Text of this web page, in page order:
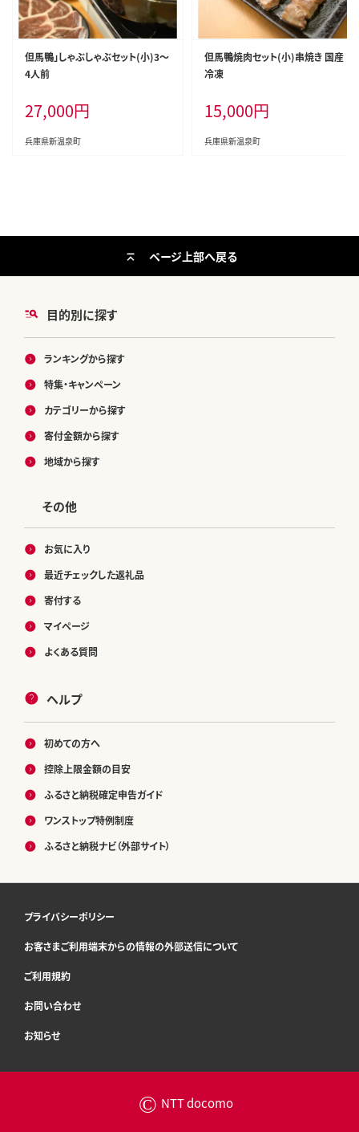
但馬鴨」しゃぶしゃぶセット(小)3～
4人前
27,000円
兵庫県新温泉町
但馬鴨焼肉セット(小)串焼き 国産
冷凍
15,000円
兵庫県新温泉町
目的別に探す
ランキングから探す
特集・キャンペーン
カテゴリーから探す
寄付金額から探す
地域から探す
その他
お気に入り
最近チェックした返礼品
寄付する
マイページ
よくある質問
ヘルプ
初めての方へ
控除上限金額の目安
ふるさと納税確定申告ガイド
ワンストップ特例制度
ふるさと納税ナビ（外部サイト）
ページ上部へ戻る
プライバシーポリシー
お客さまご利用端末からの情報の外部送信について
ご利用規約
お問い合わせ
お知らせ
© NTT docomo